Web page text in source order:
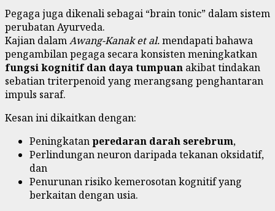
Pegaga juga dikenali sebagai “brain tonic” dalam sistem
perubatan Ayurveda.
Kajian dalamAwang-Kanak et al.mendapati bahawa
pengambilan pegaga secara konsisten meningkatkan
fungsi kognitif dan daya tumpuan akibat tindakan
sebatian triterpenoid yang merangsang penghantaran
impuls saraf.
Kesan ini dikaitkan dengan:
Peningkatanperedaran darah serebrum,
Perlindungan neuron daripada tekanan oksidatif,
dan
Penurunan risiko kemerosotan kognitif yang
berkaitan dengan usia.